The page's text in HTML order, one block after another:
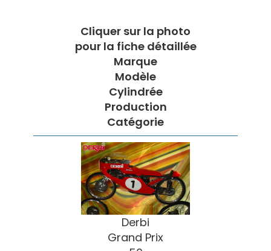
Cliquer sur la photo
pour la fiche détaillée
Marque
Modèle
Cylindrée
Production
Catégorie
Derbi
Grand Prix